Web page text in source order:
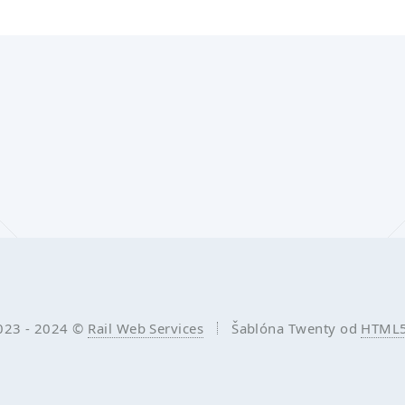
- 2024 © Rail Web Services Šablóna Twenty od